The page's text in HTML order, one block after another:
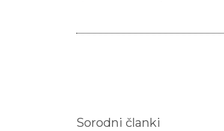
Sorodni članki